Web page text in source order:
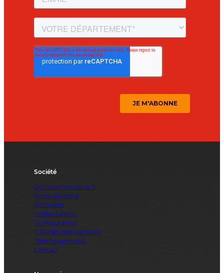
Société
Qui sommes-nous ?
Nous rejoindre
Actualités
Implantations
Configurateur
Tutoriels Maintenance
Téléchargements
Contact